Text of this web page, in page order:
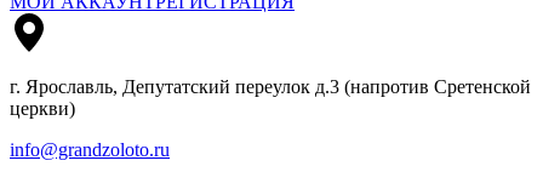
г. Ярославль, Депутатский переулок д.3 (напротив Сретенской
церкви)
info@grandzoloto.ru